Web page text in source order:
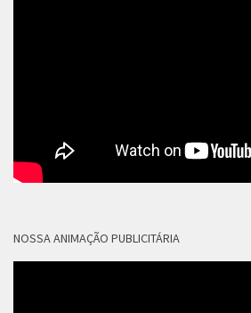
NOSSA ANIMAÇÃO PUBLICITÁRIA